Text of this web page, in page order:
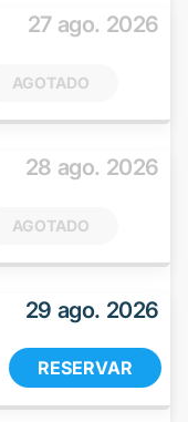
27 ago. 2026
AGOTADO
28 ago. 2026
AGOTADO
29 ago. 2026
RESERVAR